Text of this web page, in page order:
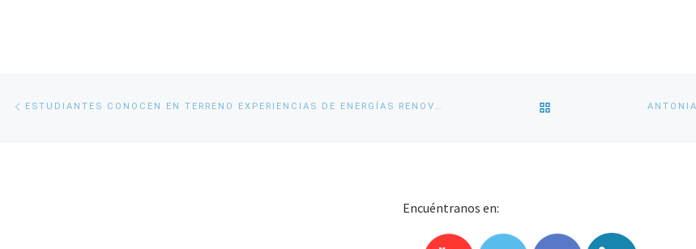
Navegación
ESTUDIANTES CONOCEN EN TERRENO EXPERIENCIAS DE ENERGÍAS RENOVABLES
Encuéntranos en: